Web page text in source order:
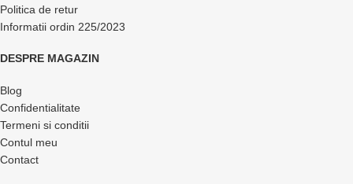
Politica de retur
Informatii ordin 225/2023
DESPRE MAGAZIN
Blog
Confidentialitate
Termeni si conditii
Contul meu
Contact